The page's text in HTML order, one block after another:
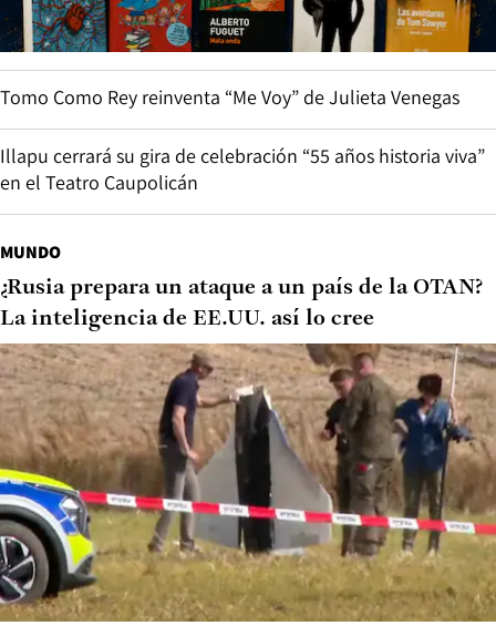
Tomo Como Rey reinventa “Me Voy” de Julieta Venegas
Illapu cerrará su gira de celebración “55 años historia viva”
en el Teatro Caupolicán
MUNDO
¿Rusia prepara un ataque a un país de la OTAN?
La inteligencia de EE.UU. así lo cree